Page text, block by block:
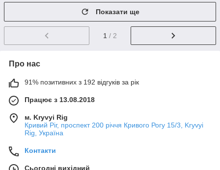
Показати ще
1 / 2
Про нас
91% позитивних з 192 відгуків за рік
Працює з 13.08.2018
м. Kryvyi Rig
Кривий Ріг, проспект 200 річчя Кривого Рогу 15/3, Kryvyi
Rig, Україна
Контакти
Сьогодні вихідний